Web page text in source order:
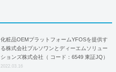
化粧品OEMプラットフォームYFOSを提供す
る株式会社プルソワンとディーエムソリュー
ションズ株式会社（ コード：6549 東証JQ）
はYFOSにおけるロジスティクスパートナー
2022.03.16